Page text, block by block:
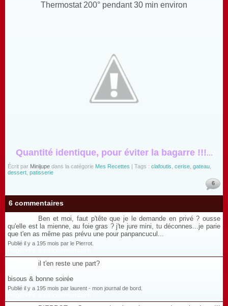
Thermostat 200° pendant 30 min environ
Quantité identique, pour éviter la bagarre !!!...
Écrit par Minijupe dans la catégorie Mes Recettes | Tags : clafoutis cerise gateau
dessert patisserie
6
6 commentaires
Ben et moi, faut p'tête que je le demande en privé ? ousse
qu'elle est la mienne, au foie gras ? j'te jure mini, tu déconnes...je parie
que t'en as même pas prévu une pour panpancucul...
Publié il y a 195 mois par le Pierrot.
il t'en reste une part?
bisous & bonne soirée
Publié il y a 195 mois par laurent - mon journal de bord.